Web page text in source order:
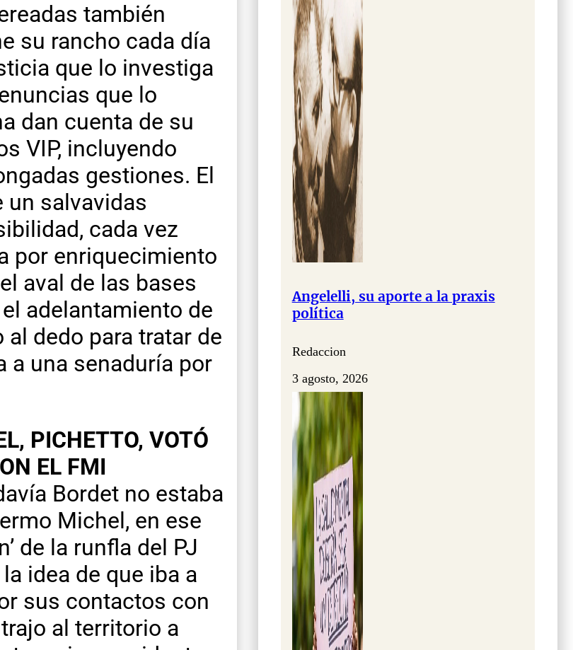
también
su rancho cada día
que lo investiga
que lo
dan cuenta de su
VIP, incluyendo
gestiones. El
un salvavidas
cada vez
por enriquecimiento
aval de las bases
adelantamiento de
dedo para tratar de
a una senaduría por
PICHETTO, VOTÓ
EL FMI
Bordet no estaba
Michel, en ese
de la runfla del PJ
idea de que iba a
sus contactos con
al territorio a
Angelelli, su aporte a la praxis
política
Redaccion
3 agosto, 2026